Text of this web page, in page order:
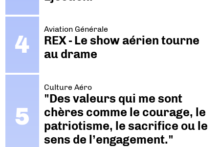
Aviation Générale
REX - Le show aérien tourne
au drame
Culture Aéro
"Des valeurs qui me sont
chères comme le courage, le
patriotisme, le sacrifice ou le
sens de l’engagement."